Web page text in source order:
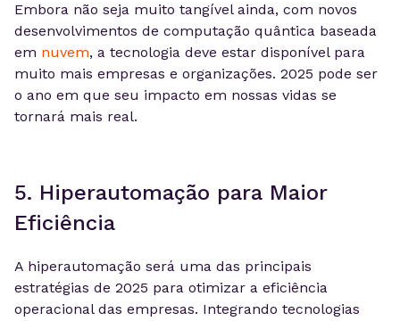
Embora não seja muito tangível ainda, com novos
desenvolvimentos de computação quântica baseada
em nuvem, a tecnologia deve estar disponível para
muito mais empresas e organizações. 2025 pode ser
o ano em que seu impacto em nossas vidas se
tornará mais real.
5. Hiperautomação para Maior
Eficiência
A hiperautomação será uma das principais
estratégias de 2025 para otimizar a eficiência
operacional das empresas. Integrando tecnologias